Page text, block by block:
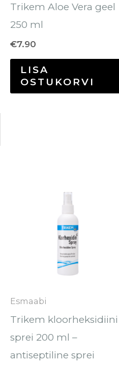
Trikem Aloe Vera geel
250 ml
€7.90
LISA
OSTUKORVI
tootelehel.
Esmaabi
Trikem kloorheksidiini
sprei 200 ml –
antiseptiline sprei